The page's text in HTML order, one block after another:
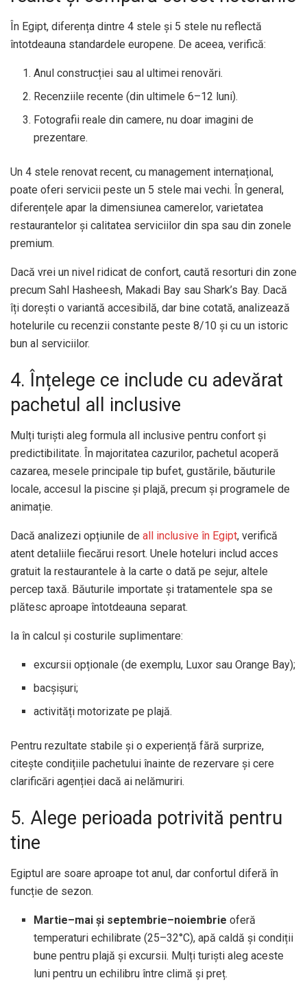
În Egipt, diferența dintre 4 stele și 5 stele nu reflectă
întotdeauna standardele europene. De aceea, verifică:
Anul construcției sau al ultimei renovări.
Recenziile recente (din ultimele 6–12 luni).
Fotografii reale din camere, nu doar imagini de
prezentare.
Un 4 stele renovat recent, cu management internațional,
poate oferi servicii peste un 5 stele mai vechi. În general,
diferențele apar la dimensiunea camerelor, varietatea
restaurantelor și calitatea serviciilor din spa sau din zonele
premium.
Dacă vrei un nivel ridicat de confort, caută resorturi din zone
precum Sahl Hasheesh, Makadi Bay sau Shark’s Bay. Dacă
îți dorești o variantă accesibilă, dar bine cotată, analizează
hotelurile cu recenzii constante peste 8/10 și cu un istoric
bun al serviciilor.
4. Înțelege ce include cu adevărat
pachetul all inclusive
Mulți turiști aleg formula all inclusive pentru confort și
predictibilitate. În majoritatea cazurilor, pachetul acoperă
cazarea, mesele principale tip bufet, gustările, băuturile
locale, accesul la piscine și plajă, precum și programele de
animație.
Dacă analizezi opțiunile de all inclusive în Egipt, verifică
atent detaliile fiecărui resort. Unele hoteluri includ acces
gratuit la restaurantele à la carte o dată pe sejur, altele
percep taxă. Băuturile importate și tratamentele spa se
plătesc aproape întotdeauna separat.
Ia în calcul și costurile suplimentare:
excursii opționale (de exemplu, Luxor sau Orange Bay);
bacșișuri;
activități motorizate pe plajă.
Pentru rezultate stabile și o experiență fără surprize,
citește condițiile pachetului înainte de rezervare și cere
clarificări agenției dacă ai nelămuriri.
5. Alege perioada potrivită pentru
tine
Egiptul are soare aproape tot anul, dar confortul diferă în
funcție de sezon.
Martie–mai și septembrie–noiembrie oferă
temperaturi echilibrate (25–32°C), apă caldă și condiții
bune pentru plajă și excursii. Mulți turiști aleg aceste
luni pentru un echilibru între climă și preț.